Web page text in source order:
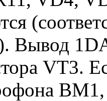
Вывод
VT3.